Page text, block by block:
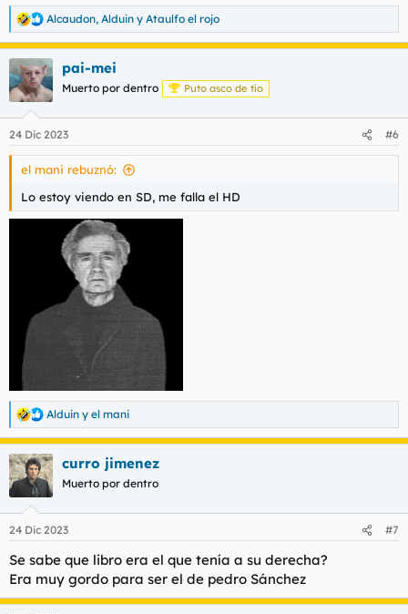
R
e
a
c
c
i
e
s
Alcaudon, Alduin y Ataulfo el rojo
pai-mei
Muerto por dentro Puto asco de tío
24 Dic 2023 #6
el mani rebuznó:
Lo estoy viendo en SD, me falla el HD
R
e
a
c
c
e
:
Alduin y el mani
curro jimenez
Muerto por dentro
24 Dic 2023 #7
Se sabe que libro era el que tenía a su derecha?
Era muy gordo para ser el de pedro Sánchez